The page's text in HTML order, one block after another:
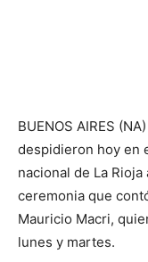
BUENOS AIRES
despidieron hoy en
nacional de La
ceremonia que
Mauricio Macri,
lunes y martes.